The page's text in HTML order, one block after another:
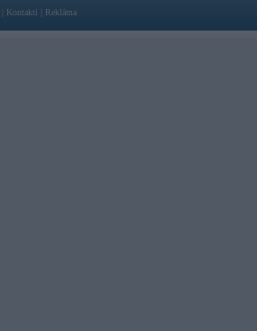
Kontakti Reklāma